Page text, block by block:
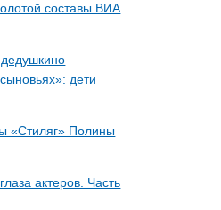
составы ВИА
дети
«Стиляг» Полины
актеров. Часть